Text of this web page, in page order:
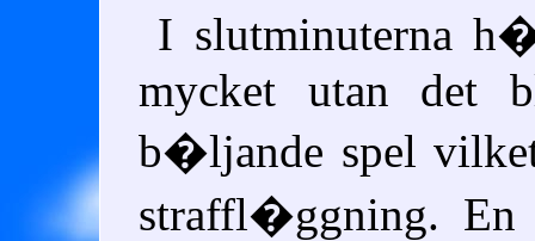
I slutminuterna
mycket utan det
b�ljande spel
straffl�ggning. En